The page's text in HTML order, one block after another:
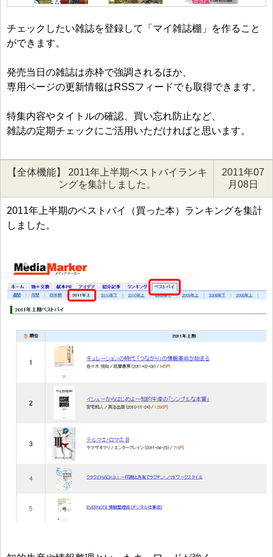
チェックしたい雑誌を登録して「マイ雑誌棚」を作ること
ができます。
発売当日の雑誌は赤枠で強調されるほか、
専用ページの更新情報はRSSフィードでも取得できます。
特集内容やタイトルの確認、買い忘れ防止など、
雑誌の定期チェックにご活用いただければと思います。
【全体機能】 2011年上半期ベストバイランキ
ングを集計しました。
2011年07
月08日
2011年上半期のベストバイ（買った本）ランキングを集計
しました。